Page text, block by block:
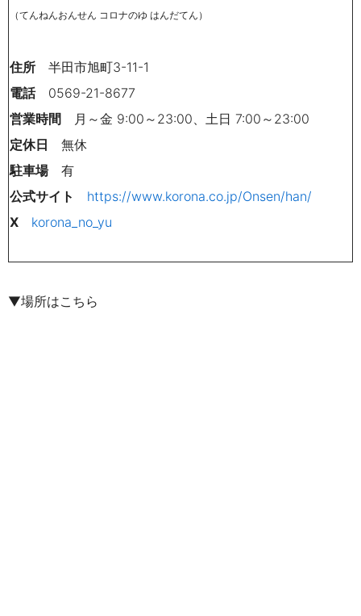
（てんねんおんせん コロナのゆ はんだてん）
住所 半田市旭町3-11-1
電話0569-21-8677
営業時間 月～金 9:00～23:00、土日 7:00～23:00
定休日 無休
駐車場有
公式サイト
https://www.korona.co.jp/Onsen/han/
X
korona_no_yu
▼場所はこちら